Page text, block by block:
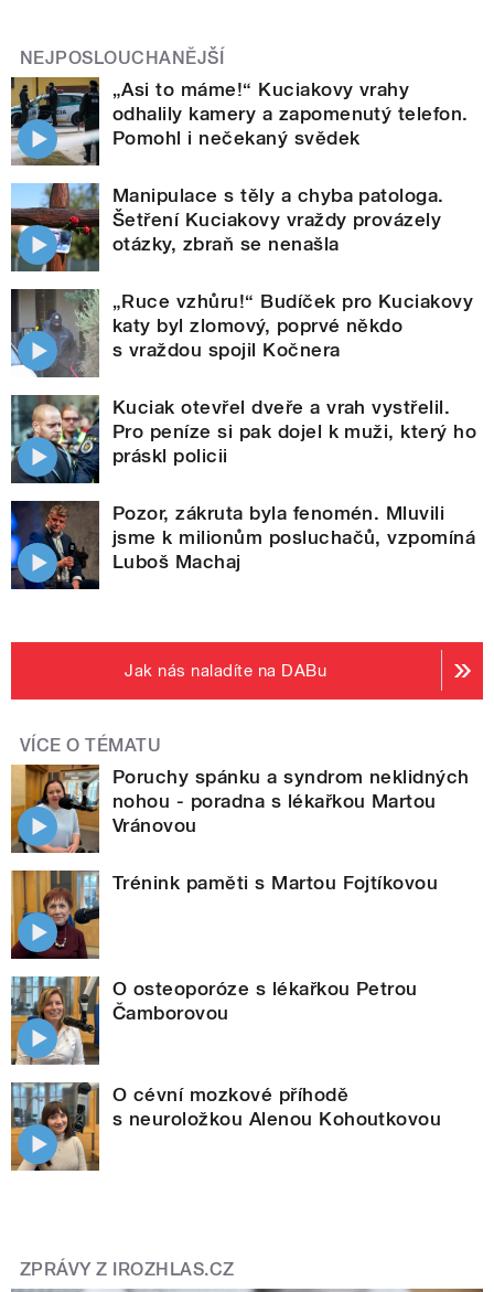
NEJPOSLOUCHANĚJŠÍ
„Asi to máme!“ Kuciakovy vrahy
odhalily kamery a zapomenutý telefon.
Pomohl i nečekaný svědek
Manipulace s těly a chyba patologa.
Šetření Kuciakovy vraždy provázely
otázky, zbraň se nenašla
„Ruce vzhůru!“ Budíček pro Kuciakovy
katy byl zlomový, poprvé někdo
s vraždou spojil Kočnera
Kuciak otevřel dveře a vrah vystřelil.
Pro peníze si pak dojel k muži, který ho
práskl policii
Pozor, zákruta byla fenomén. Mluvili
jsme k milionům posluchačů, vzpomíná
Luboš Machaj
Jak nás naladíte na DABu
VÍCE O TÉMATU
Poruchy spánku a syndrom neklidných
nohou - poradna s lékařkou Martou
Vránovou
Trénink paměti s Martou Fojtíkovou
O osteoporóze s lékařkou Petrou
Čamborovou
O cévní mozkové příhodě
s neuroložkou Alenou Kohoutkovou
ZPRÁVY Z IROZHLAS.CZ